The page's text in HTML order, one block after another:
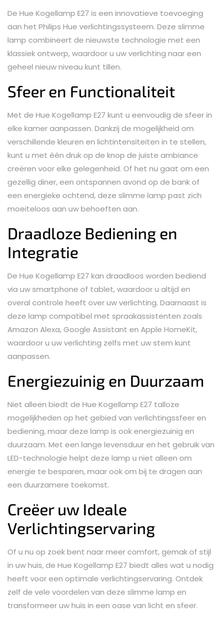
De Hue Kogellamp E27 is een innovatieve toevoeging
aan het Philips Hue verlichtingssysteem. Deze slimme
lamp combineert de nieuwste technologie met een
klassiek ontwerp, waardoor u uw verlichting naar een
geheel nieuw niveau kunt tillen.
Sfeer en Functionaliteit
Met de Hue Kogellamp E27 kunt u eenvoudig de sfeer in
elke kamer aanpassen. Dankzij de mogelijkheid om
verschillende kleuren en lichtintensiteiten in te stellen,
kunt u met één druk op de knop de juiste ambiance
creëren voor elke gelegenheid. Of het nu gaat om een
gezellig diner, een ontspannen avond op de bank of
een energieke ochtend, deze slimme lamp past zich
moeiteloos aan uw behoeften aan.
Draadloze Bediening en
Integratie
De Hue Kogellamp E27 kan draadloos worden bediend
via uw smartphone of tablet, waardoor u altijd en
overal controle heeft over uw verlichting. Daarnaast is
deze lamp compatibel met spraakassistenten zoals
Amazon Alexa, Google Assistant en Apple HomeKit,
waardoor u uw verlichting zelfs met uw stem kunt
aanpassen.
Energiezuinig en Duurzaam
Niet alleen biedt de Hue Kogellamp E27 talloze
mogelijkheden op het gebied van verlichtingssfeer en
bediening, maar deze lamp is ook energiezuinig en
duurzaam. Met een lange levensduur en het gebruik van
LED-technologie helpt deze lamp u niet alleen om
energie te besparen, maar ook om bij te dragen aan
een duurzamere toekomst.
Creëer uw Ideale
Verlichtingservaring
Of u nu op zoek bent naar meer comfort, gemak of stijl
in uw huis, de Hue Kogellamp E27 biedt alles wat u nodig
heeft voor een optimale verlichtingservaring. Ontdek
zelf de vele voordelen van deze slimme lamp en
transformeer uw huis in een oase van licht en sfeer.